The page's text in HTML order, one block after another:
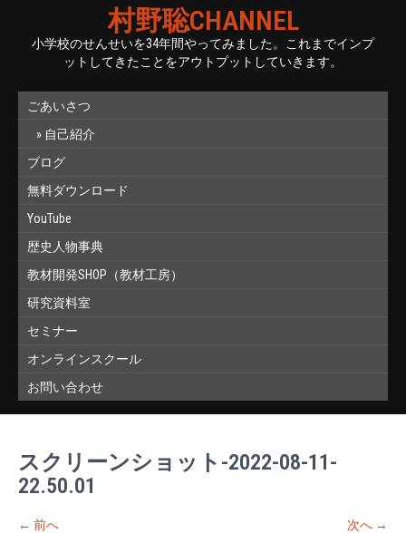
村野聡CHANNEL
小学校のせんせいを34年間やってみました。これまでインプ
ットしてきたことをアウトプットしていきます。
ごあいさつ
自己紹介
ブログ
無料ダウンロード
YouTube
歴史人物事典
教材開発SHOP（教材工房）
研究資料室
セミナー
オンラインスクール
お問い合わせ
スクリーンショット-2022-08-11-
22.50.01
← 前へ 次へ →